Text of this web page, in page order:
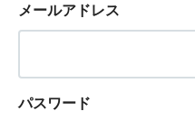
メールアドレス
パスワード